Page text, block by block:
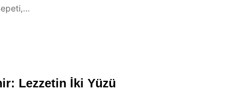
Lezzetin İki Yüzü